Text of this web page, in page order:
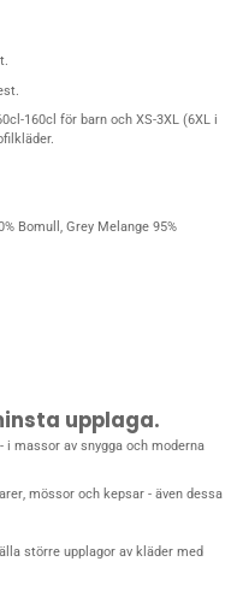
160cl för barn och XS-3XL (6XL i
Bomull, Grey Melange 95%
upplaga.
i massor av snygga och moderna
, mössor och kepsar - även dessa
större upplagor av kläder med